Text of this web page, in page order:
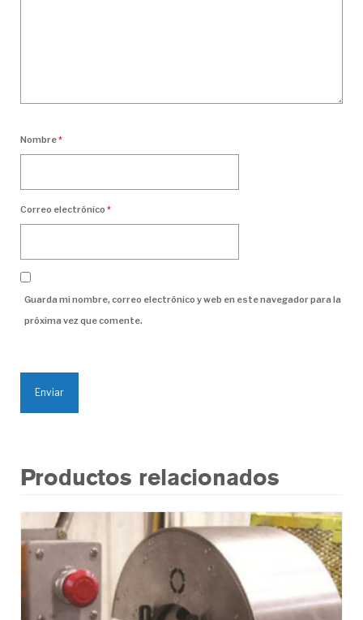
Nombre*
Correo electrónico *
Guarda mi nombre, correo electrónico y web en este navegador para la
próxima vez que comente.
Productos relacionados